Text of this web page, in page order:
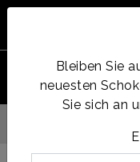
Bleiben Sie
neuesten
Sie sich an
PRODUKT
SUCHEN
Account